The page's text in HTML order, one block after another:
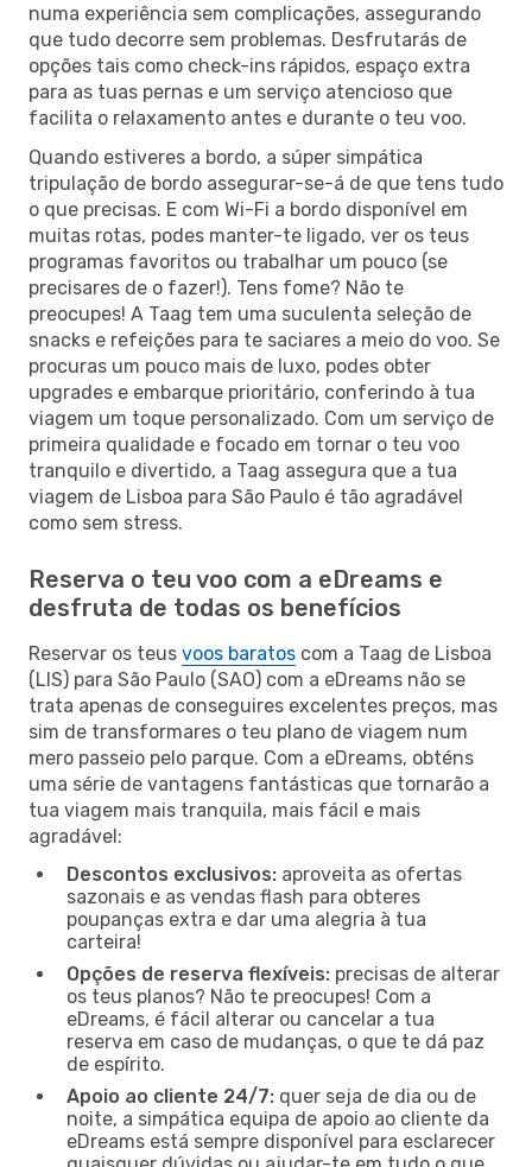
numa experiência sem complicações, assegurando
que tudo decorre sem problemas. Desfrutarás de
opções tais como check-ins rápidos, espaço extra
para as tuas pernas e um serviço atencioso que
facilita o relaxamento antes e durante o teu voo.
Quando estiveres a bordo, a súper simpática
tripulação de bordo assegurar-se-á de que tens tudo
o que precisas. E com Wi-Fi a bordo disponível em
muitas rotas, podes manter-te ligado, ver os teus
programas favoritos ou trabalhar um pouco (se
precisares de o fazer!). Tens fome? Não te
preocupes! A Taag tem uma suculenta seleção de
snacks e refeições para te saciares a meio do voo. Se
procuras um pouco mais de luxo, podes obter
upgrades e embarque prioritário, conferindo à tua
viagem um toque personalizado. Com um serviço de
primeira qualidade e focado em tornar o teu voo
tranquilo e divertido, a Taag assegura que a tua
viagem de Lisboa para São Paulo é tão agradável
como sem stress.
Reserva o teu voo com a eDreams e
desfruta de todas os benefícios
Reservar os teus voos baratos com a Taag de Lisboa
(LIS) para São Paulo (SAO) com a eDreams não se
trata apenas de conseguires excelentes preços, mas
sim de transformares o teu plano de viagem num
mero passeio pelo parque. Com a eDreams, obténs
uma série de vantagens fantásticas que tornarão a
tua viagem mais tranquila, mais fácil e mais
agradável:
Descontos exclusivos: aproveita as ofertas
sazonais e as vendas flash para obteres
poupanças extra e dar uma alegria à tua
carteira!
Opções de reserva flexíveis: precisas de alterar
os teus planos? Não te preocupes! Com a
eDreams, é fácil alterar ou cancelar a tua
reserva em caso de mudanças, o que te dá paz
de espírito.
Apoio ao cliente 24/7: quer seja de dia ou de
noite, a simpática equipa de apoio ao cliente da
eDreams está sempre disponível para esclarecer